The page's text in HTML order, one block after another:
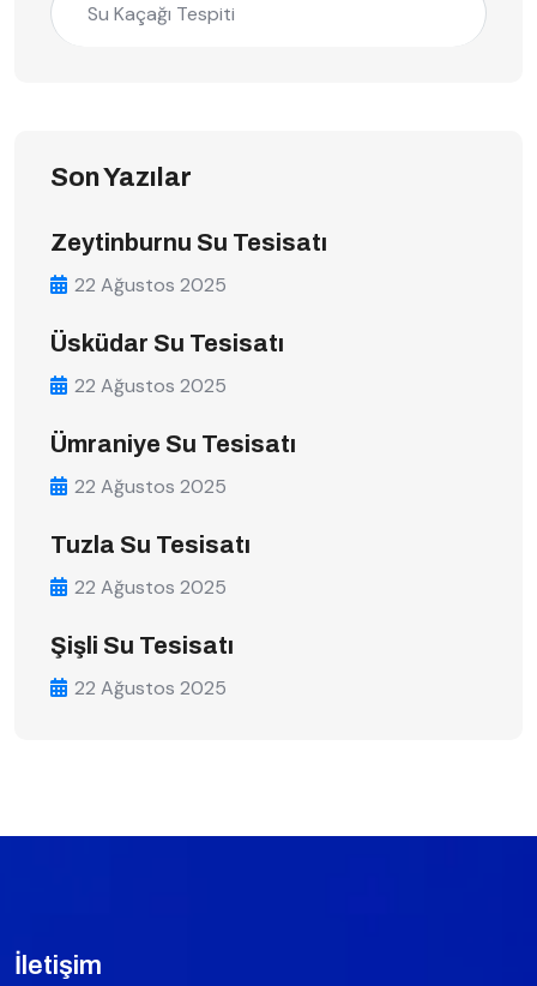
Su Kaçağı Tespiti
Son Yazılar
Zeytinburnu Su Tesisatı
22 Ağustos 2025
Üsküdar Su Tesisatı
22 Ağustos 2025
Ümraniye Su Tesisatı
22 Ağustos 2025
Tuzla Su Tesisatı
22 Ağustos 2025
Şişli Su Tesisatı
22 Ağustos 2025
İletişim